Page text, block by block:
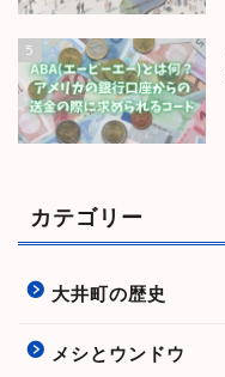
5
カテゴリー
大井町の歴史
メシとウンドウ